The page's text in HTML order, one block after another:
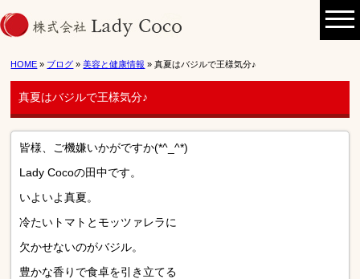
HOME » ブログ »美容と健康情報 » 真夏はバジルで王様気分♪
真夏はバジルで王様気分♪
皆様、ご機嫌いかがですか(*^_^*)
Lady Cocoの田中です。
いよいよ真夏。
冷たいトマトとモッツァレラに
欠かせないのがバジル。
豊かな香りで食卓を引き立てる